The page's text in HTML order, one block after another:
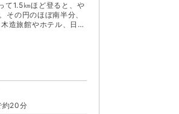
て1.5㎞ほど登ると、や
その円のほぼ南半分、
緑深い山々に囲まれた
というアクセスの良さ
な雰囲気に満ちてい
キング客が集まる。
約20分